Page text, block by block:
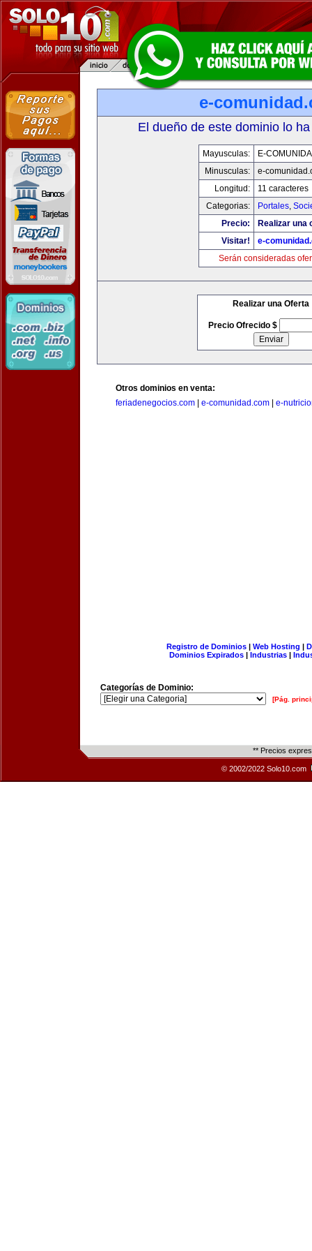
e-
El dueño de este dominio lo
Mayusculas:
E-
Minusculas:
e-
Longitud:
11 caracteres
Categorias:
Portales,
Precio:
Realizar una
Visitar!
e-
Serán consideradas
Realizar una Oferta
Precio Ofrecido $
Otros dominios en venta:
feriadenegocios.com
e-comunidad.com e-
Registro de Dominios| Web Hosting |
Dominios Expirados | Industrias |
Categorías de Dominio:
[Pág.
** Precios
© 2002/2022 Solo10.com